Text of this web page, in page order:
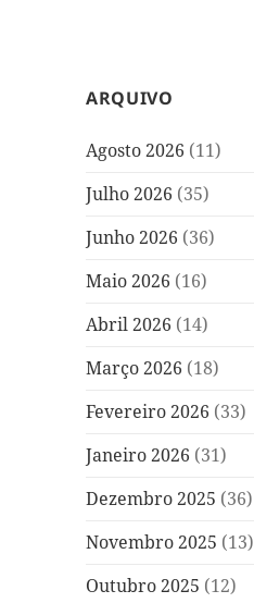
ARQUIVO
Agosto 2026 (11)
Julho 2026 (35)
Junho 2026 (36)
Maio 2026 (16)
Abril 2026 (14)
Março 2026 (18)
Fevereiro 2026 (33)
Janeiro 2026 (31)
Dezembro 2025 (36)
Novembro 2025 (13)
Outubro 2025 (12)